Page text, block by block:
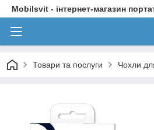
Mobilsvit - інтернет-магазин
Товари та послуги Чохли